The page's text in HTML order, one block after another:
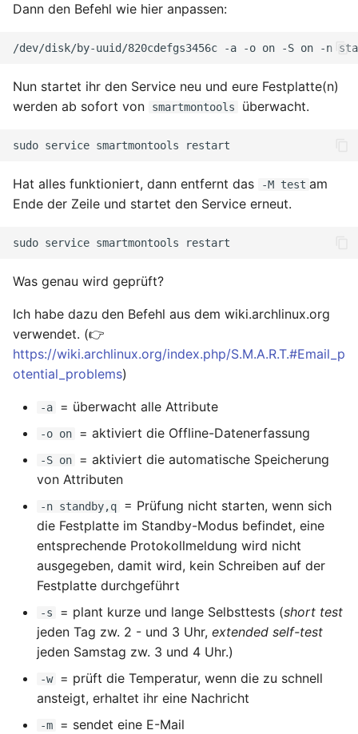
Dann den Befehl wie hier anpassen:
/dev/disk/by-uuid/820cdefgs3456c -a -o on -S on -n
Nun startet ihr den Service neu und eure Festplatte(n)
werden ab sofort von
smartmontools überwacht.
sudo service smartmontools
Hat alles funktioniert, dann entfernt das -M test am
Ende der Zeile und startet den Service erneut.
sudo service smartmontools
Was genau wird geprüft?
Ich habe dazu den Befehl aus dem wiki.archlinux.org
verwendet. (👉
https://wiki.archlinux.org/index.php/S.M.A.R.T.#Email_p
otential_problems)
-a = überwacht alle Attribute
-o on = aktiviert die Offline-Datenerfassung
-S on
= aktiviert die automatische Speicherung
von Attributen
-n standby,q
= Prüfung nicht starten, wenn sich
die Festplatte im Standby-Modus befindet, eine
entsprechende Protokollmeldung wird nicht
ausgegeben, damit wird, kein Schreiben auf der
Festplatte durchgeführt
-s = plant kurze und lange Selbsttests (short test
jeden Tag zw. 2 - und 3 Uhr, extended self-test
jeden Samstag zw. 3 und 4 Uhr.)
-w
= prüft die Temperatur, wenn die zu schnell
ansteigt, erhaltet ihr eine Nachricht
-m = sendet eine E-Mail